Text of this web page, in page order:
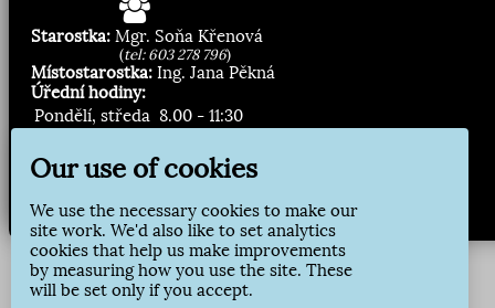
Starostka: Mgr. Soňa Křenová
(tel: 603 278 796)
Místostarostka: Ing. Jana Pěkná
Úřední hodiny:
Pondělí, středa 8.00 - 11:30
Přihlásit odběr
Our use of cookies
We use the necessary cookies to make our
site work. We'd also like to set analytics
cookies that help us make improvements
by measuring how you use the site. These
will be set only if you accept.